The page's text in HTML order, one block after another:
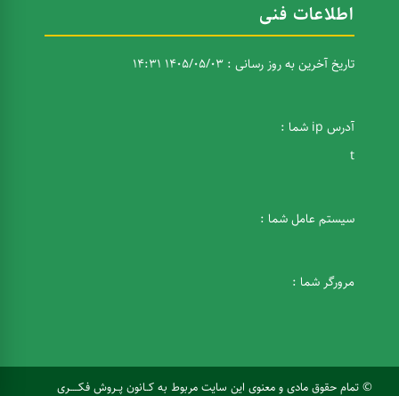
اطلاعات فنی
تاریخ آخرین به روز رسانی : 1405/05/03 14:31
آدرس ip شما :
t
سیستم عامل شما :
مرورگر شما :
© تمام حقوق مادی و معنوی این سایت مربوط به کــانون پــروش فکـــــری